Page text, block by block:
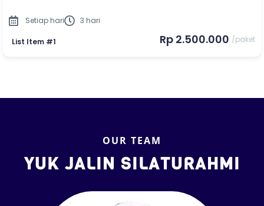
Setiap hari 3 hari
List Item #1 Rp 2.500.000 /paket
OUR TEAM
YUK JALIN SILATURAHMI